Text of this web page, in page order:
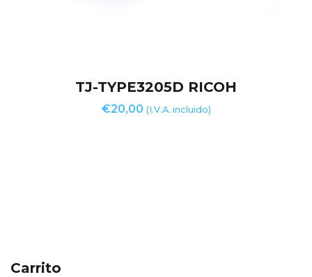
TJ-TYPE3205D RICOH
€20,00 (I.V.A. incluido)
Carrito